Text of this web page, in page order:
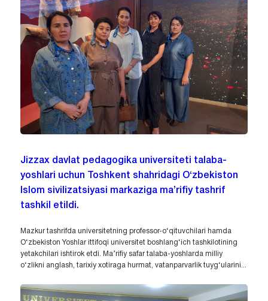
Jizzax davlat pedagogika universiteti talaba-
yoshlari uchun Toshkent shahridagi O‘zbekiston
Islom sivilizatsiyasi markaziga ma’rifiy tashrif
tashkil etildi.
Mazkur tashrifda universitetning professor-o‘qituvchilari hamda
O‘zbekiston Yoshlar ittifoqi universitet boshlang‘ich tashkilotining
yetakchilari ishtirok etdi. Ma’rifiy safar talaba-yoshlarda milliy
o‘zlikni anglash, tarixiy xotiraga hurmat, vatanparvarlik tuyg‘ularini...